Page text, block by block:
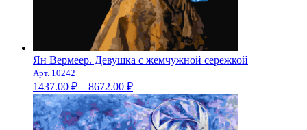
Ян Вермеер. Девушка с жемчужной сережкой
Арт. 10242
1437.00 ₽ – 8672.00 ₽Диапазон
цен:
1437.00 ₽
–